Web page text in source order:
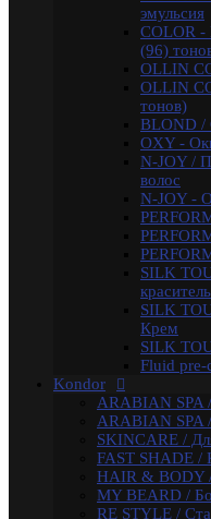
MY BEARD /
RE STYLE /
Инструменты
Парфюмерное мыло
Constant Delight
Repair / Для
Лосьон для
5 Magic Oil /
Fixing
Pre-Styling
Styling
BARBER &
C-Line /
Лаки для волос
Oxigent /
Осветляющий
Delight
Краска для
Crema
кашемиром и
Olio Colorante /
Delightex /
Крио Терапия
SPA / Терапия с
Серия против
Intensive
эмульсия
COLOR -
(96)
OLLIN
OLLIN
тонов)
BLOND /
OXY -
N-JOY /
волос
N-JOY -
SILK
краситель
SILK
Крем
SILK
Fluid pre-
Kondor
ARABIAN SPA
ARABIAN SPA
SKINCARE /
FAST SHADE /
HAIR & BODY
MY BEARD /
RE STYLE /